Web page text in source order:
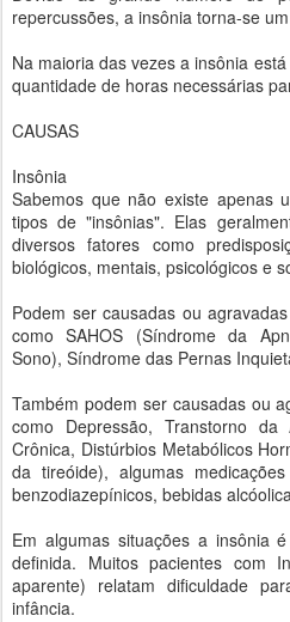
repercussões, a insônia torna-se
Na maioria das vezes a insônia
quantidade de horas necessárias
CAUSAS
Insônia
Sabemos que não existe apenas
tipos de "insônias". Elas
diversos fatores como
biológicos, mentais, psicológicos e
Podem ser causadas ou
como SAHOS (Síndrome da
Sono), Síndrome das Pernas
Também podem ser causadas ou
como Depressão, Transtorno da
Crônica, Distúrbios Metabólicos
da tireóide), algumas
benzodiazepínicos, bebidas
Em algumas situações a insônia
definida. Muitos pacientes com
aparente) relatam dificuldade
infância.